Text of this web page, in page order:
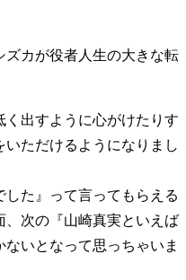
カが役者人生の大きな転
く出すように心がけたりす
ただけるようになりまし
た』って言ってもらえる
、次の『山崎真実といえば
いとなって思っちゃいま